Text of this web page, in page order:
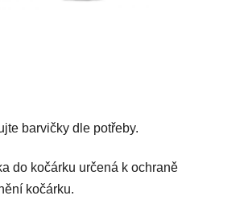
barvičky dle potřeby.
do kočárku určená k ochraně
kočárku.